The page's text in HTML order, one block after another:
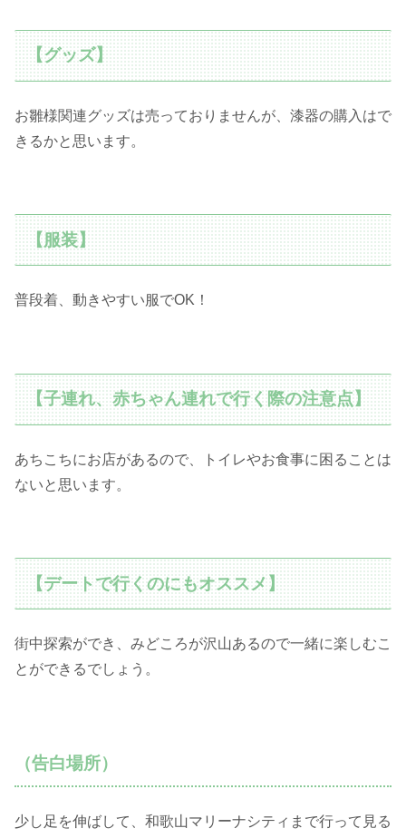
【グッズ】
お雛様関連グッズは売っておりませんが、漆器の購入はで
きるかと思います。
【服装】
普段着、動きやすい服でOK！
【子連れ、赤ちゃん連れで行く際の注意点】
あちこちにお店があるので、トイレやお食事に困ることは
ないと思います。
【デートで行くのにもオススメ】
街中探索ができ、みどころが沢山あるので一緒に楽しむこ
とができるでしょう。
（告白場所）
少し足を伸ばして、和歌山マリーナシティまで行って見る